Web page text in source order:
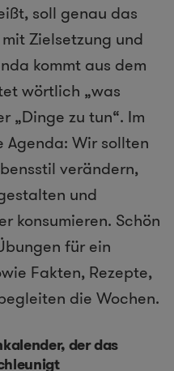
soll genau das
Zielsetzung und
kommt aus dem
wörtlich „was
„Dinge zu tun“. Im
Wir sollten
verändern,
und
konsumieren. Schön
für ein
Fakten, Rezepte,
die Wochen.
der das